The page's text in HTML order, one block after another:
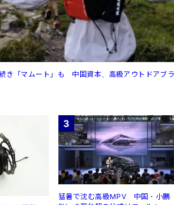
続き「マムート」も 中国資本、高級アウトドアブ
3
猛暑で沈む高級MPV 中国・小鵬